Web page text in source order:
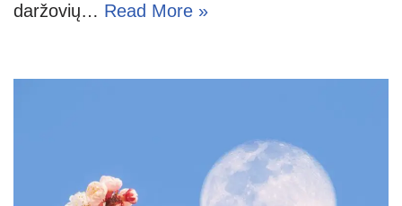
daržovių… Read More »